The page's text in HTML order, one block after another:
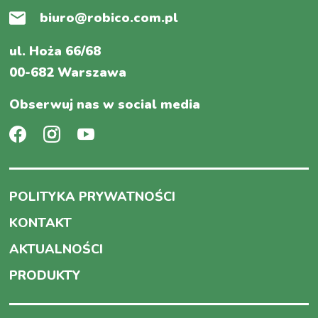
biuro@robico.com.pl
ul. Hoża 66/68
00-682 Warszawa
Obserwuj nas w social media
POLITYKA PRYWATNOŚCI
KONTAKT
AKTUALNOŚCI
PRODUKTY